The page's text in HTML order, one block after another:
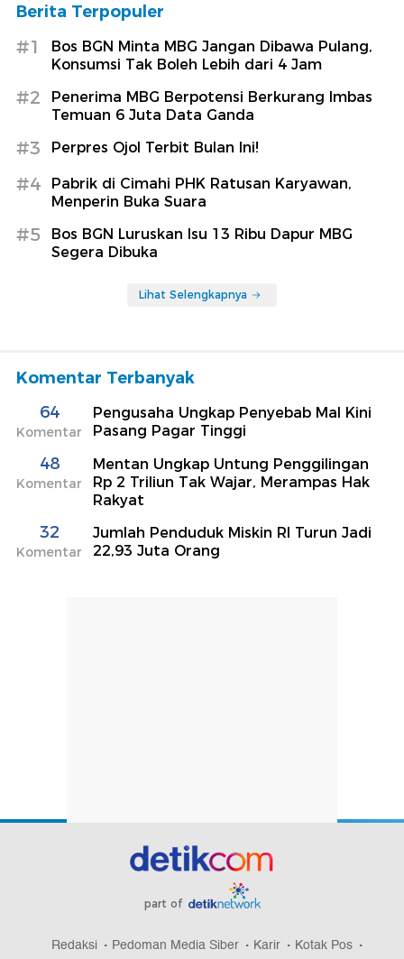
Berita Terpopuler
#1
Bos BGN Minta MBG Jangan Dibawa Pulang,
Konsumsi Tak Boleh Lebih dari 4 Jam
#2
Penerima MBG Berpotensi Berkurang Imbas
Temuan 6 Juta Data Ganda
#3 Perpres Ojol Terbit Bulan Ini!
#4
Pabrik di Cimahi PHK Ratusan Karyawan,
Menperin Buka Suara
#5
Bos BGN Luruskan Isu 13 Ribu Dapur MBG
Segera Dibuka
Lihat Selengkapnya
Komentar Terbanyak
64
Komentar
Pengusaha Ungkap Penyebab Mal Kini
Pasang Pagar Tinggi
48
Komentar
Mentan Ungkap Untung Penggilingan
Rp 2 Triliun Tak Wajar, Merampas Hak
Rakyat
32
Komentar
Jumlah Penduduk Miskin RI Turun Jadi
22,93 Juta Orang
part of
Redaksi Pedoman Media Siber Karir Kotak Pos